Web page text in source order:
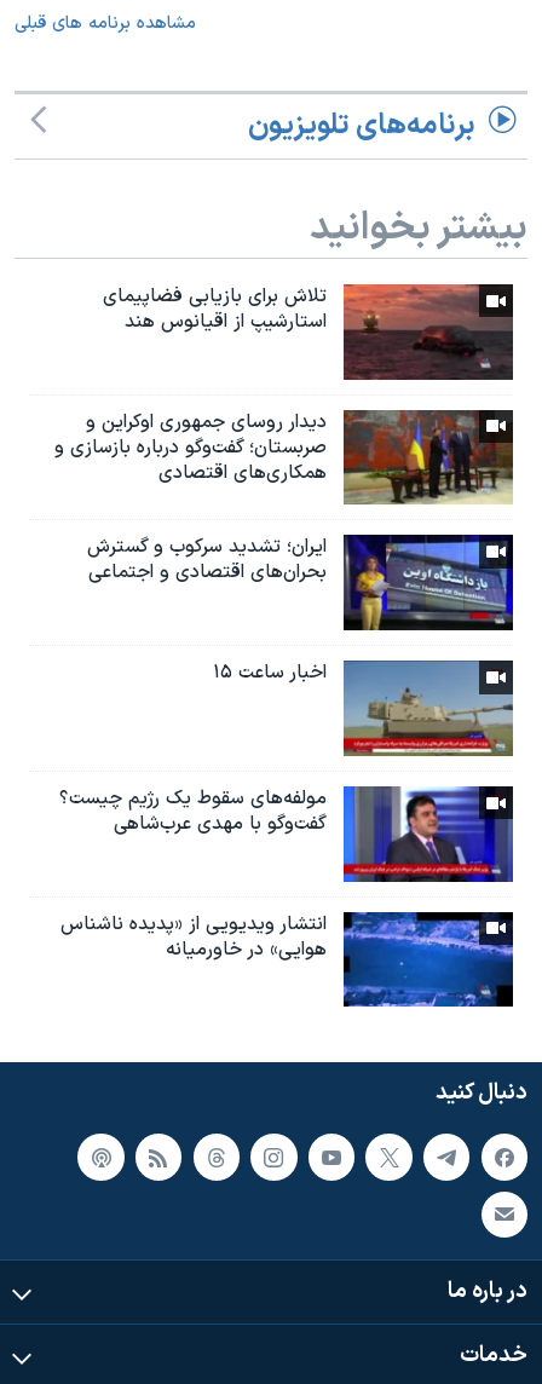
مشاهده برنامه های قبلی
برنامه‌های تلویزیون
بیشتر بخوانید
تلاش برای بازیابی فضاپیمای
استارشیپ از اقیانوس هند
دیدار روسای جمهوری اوکراین و
صربستان؛ گفت‌وگو درباره بازسازی و
همکاری‌های اقتصادی
ایران؛ تشدید سرکوب و گسترش
بحران‌های اقتصادی و اجتماعی
اخبار ساعت ۱۵
مولفه‌های سقوط یک رژیم چیست؟
گفت‌وگو با مهدی عرب‌شاهی
انتشار ویدیویی از «پدیده‌ ناشناس
هوایی» در خاورمیانه
دنبال کنید
در باره ما
خدمات